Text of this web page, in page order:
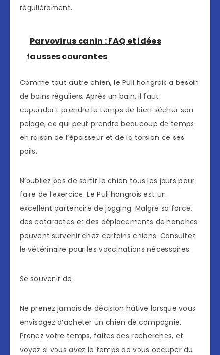
régulièrement.
Parvovirus canin : FAQ et idées
fausses courantes
Comme tout autre chien, le Puli hongrois a besoin
de bains réguliers. Après un bain, il faut
cependant prendre le temps de bien sécher son
pelage, ce qui peut prendre beaucoup de temps
en raison de l’épaisseur et de la torsion de ses
poils.
N’oubliez pas de sortir le chien tous les jours pour
faire de l’exercice. Le Puli hongrois est un
excellent partenaire de jogging. Malgré sa force,
des cataractes et des déplacements de hanches
peuvent survenir chez certains chiens. Consultez
le vétérinaire pour les vaccinations nécessaires.
Se souvenir de
Ne prenez jamais de décision hâtive lorsque vous
envisagez d’acheter un chien de compagnie.
Prenez votre temps, faites des recherches, et
voyez si vous avez le temps de vous occuper du